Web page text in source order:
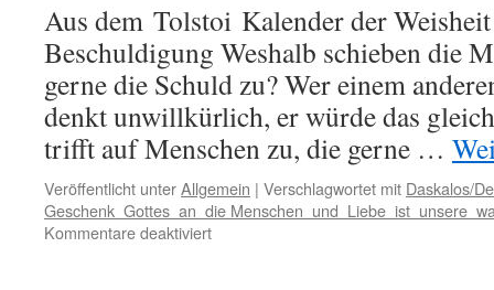
Inneren
Aus dem Tolstoi Kalender der
Beschuldigung Weshalb schieben die
gerne die Schuld zu? Wer einem
denkt unwillkürlich, er würde das
trifft auf Menschen zu, die gerne …
Veröffentlicht unterAllgemein | Verschlagwortet mit Daskalos/
Geschenk Gottes an die Menschen und Liebe ist unsere
Kommentare deaktiviertfür